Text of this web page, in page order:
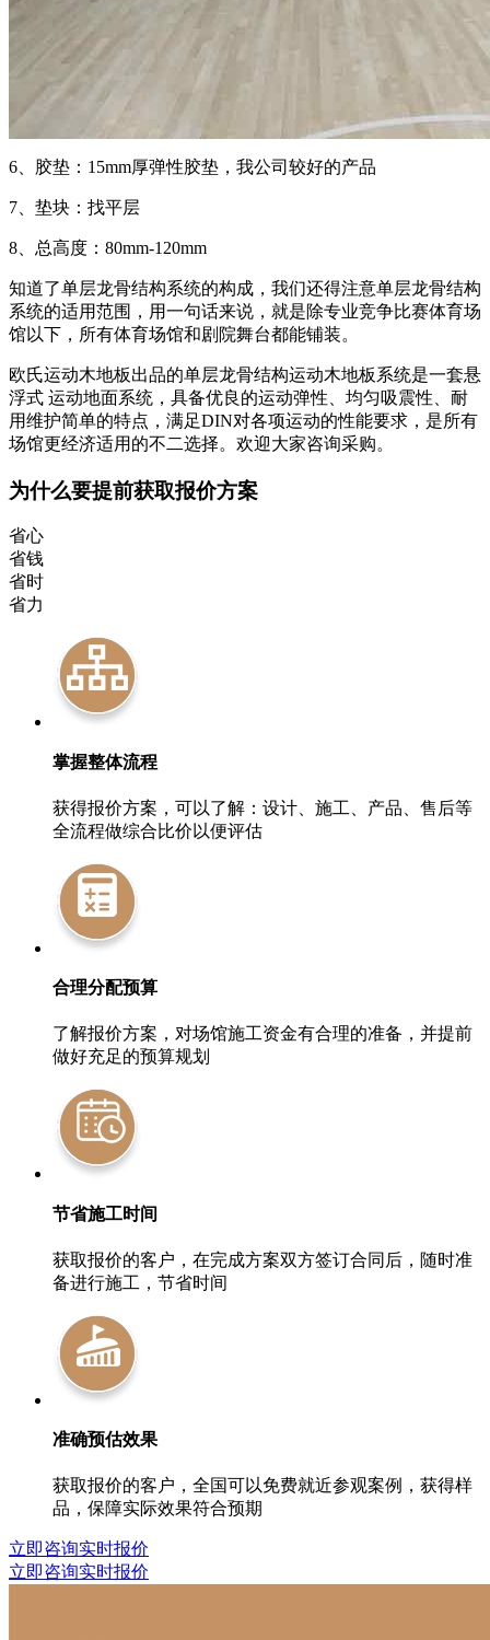
6、胶垫：15mm厚弹性胶垫，我公司较好的产品
7、垫块：找平层
8、总高度：80mm-120mm
知道了单层龙骨结构系统的构成，我们还得注意单层龙骨结构
系统的适用范围，用一句话来说，就是除专业竞争比赛体育场
馆以下，所有体育场馆和剧院舞台都能铺装。
欧氏运动木地板出品的单层龙骨结构运动木地板系统是一套悬
浮式 运动地面系统，具备优良的运动弹性、均匀吸震性、耐
用维护简单的特点，满足DIN对各项运动的性能要求，是所有
场馆更经济适用的不二选择。欢迎大家咨询采购。
为什么要提前获取报价方案
省心
省钱
省时
省力
掌握整体流程
获得报价方案，可以了解：设计、施工、产品、售后等
全流程做综合比价以便评估
合理分配预算
了解报价方案，对场馆施工资金有合理的准备，并提前
做好充足的预算规划
节省施工时间
获取报价的客户，在完成方案双方签订合同后，随时准
备进行施工，节省时间
准确预估效果
获取报价的客户，全国可以免费就近参观案例，获得样
品，保障实际效果符合预期
立即咨询实时报价
立即咨询实时报价